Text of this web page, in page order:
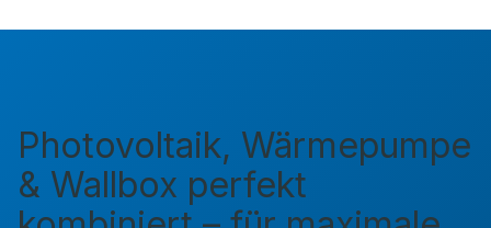
Photovoltaik, Wärmepumpe
& Wallbox perfekt